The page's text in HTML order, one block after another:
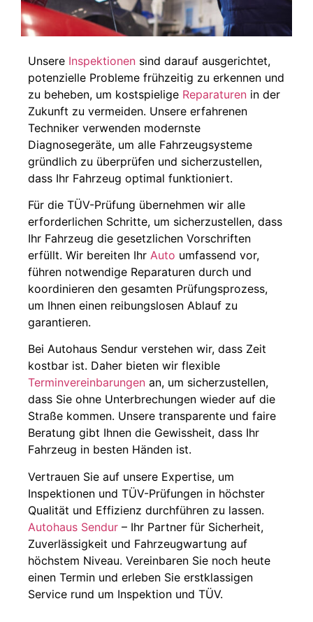
Unsere Inspektionen sind darauf ausgerichtet,
potenzielle Probleme frühzeitig zu erkennen und
zu beheben, um kostspielige Reparaturen in der
Zukunft zu vermeiden. Unsere erfahrenen
Techniker verwenden modernste
Diagnosegeräte, um alle Fahrzeugsysteme
gründlich zu überprüfen und sicherzustellen,
dass Ihr Fahrzeug optimal funktioniert.
Für die TÜV-Prüfung übernehmen wir alle
erforderlichen Schritte, um sicherzustellen, dass
Ihr Fahrzeug die gesetzlichen Vorschriften
erfüllt. Wir bereiten Ihr Auto umfassend vor,
führen notwendige Reparaturen durch und
koordinieren den gesamten Prüfungsprozess,
um Ihnen einen reibungslosen Ablauf zu
garantieren.
Bei Autohaus Sendur verstehen wir, dass Zeit
kostbar ist. Daher bieten wir flexible
Terminvereinbarungen an, um sicherzustellen,
dass Sie ohne Unterbrechungen wieder auf die
Straße kommen. Unsere transparente und faire
Beratung gibt Ihnen die Gewissheit, dass Ihr
Fahrzeug in besten Händen ist.
Vertrauen Sie auf unsere Expertise, um
Inspektionen und TÜV-Prüfungen in höchster
Qualität und Effizienz durchführen zu lassen.
Autohaus Sendur – Ihr Partner für Sicherheit,
Zuverlässigkeit und Fahrzeugwartung auf
höchstem Niveau. Vereinbaren Sie noch heute
einen Termin und erleben Sie erstklassigen
Service rund um Inspektion und TÜV.